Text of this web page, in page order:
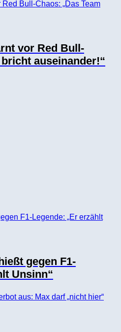
vor Red Bull-
auseinander!“
gegen F1-
Unsinn“